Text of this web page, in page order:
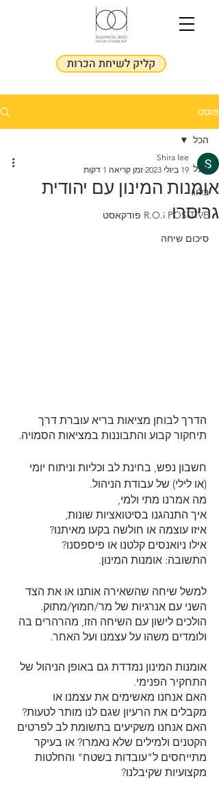
קליק לשיחת הכרות
פוסט
הכל
בלוג
R.O.i POSITIVE פודקאסט
סיכום שיחה
הכל
אומנות המינון עם יהודית
גריסרו
Shira lee
19 ביולי 2023
זמן קריאה 1 דקות
הדרך לבוחן מציאות בריא עוברת דרך
תיחקור קבוע והתבוננות במציאות הסמויה.
חשבון נפש, בחינת לב וכליות וניתוח יומי
(או לילי) של עבודת הניהול.
מה אמרנו מתי ולמי,
איך התנהגנו בסיטואציות שונות,
איזו עוצמה או חולשה בקעו מאיתנו?
אילו ניואנסים קלטנו או פיספסנו?
התשובה: אומנות המינון.
למשל שיחה שהשאירה אותנו או את הצד
השני עם אנרגיות של מר/חמוץ/מתוק.
הולכים לישון עם השיחה הזו, מהרהרים בה
ולומדים משהו על עצמנו ועל האחר.
אומנות המינון נמדדת גם באופן הניהול של
התחקיר הפנימי.
האם אנחנו מאשימים את עצמנו או
מקבלים את הרעיון שגם לנו מותר לטעות?
האם אנחנו משקיעים בתשומת לב לפרטים
הקטנים ולמילים שלא נאמרו? או בעיקר
מתייחסים ל"עובדות בשטח" והחלטות
מקצועיות שקיבלנו?